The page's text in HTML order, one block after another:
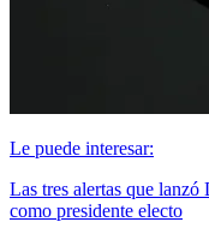
Le puede interesar:
Las tres alertas que
como presidente electo